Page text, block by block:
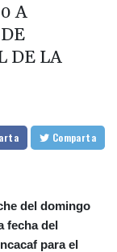
A
DE LA
Comparta
del domingo
fecha del
para el